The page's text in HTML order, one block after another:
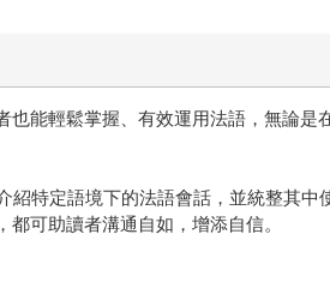
能輕鬆掌握、有效運用法語，無論
特定語境下的法語會話，並統整其
可助讀者溝通自如，增添自信。